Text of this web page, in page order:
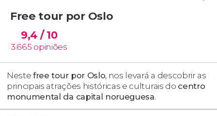
Free tour por Oslo
9,4 / 10
3.665 opiniões
Nestefree tour por Oslo, nos levará a descobrir as
principais atrações históricas e culturais do centro
monumental da capital norueguesa.